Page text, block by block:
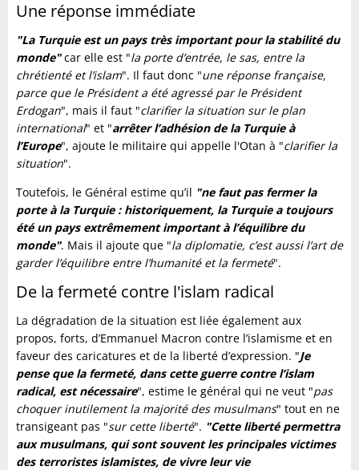
Une réponse immédiate
"La Turquie est un pays très important pour la stabilité du
monde"car elle est "la porte d’entrée, le sas, entre la
chrétienté et l’islam". Il faut donc "une réponse française,
parce que le Président a été agressé par le Président
Erdogan", mais il faut "clarifier la situation sur le plan
international" et "arrêter l’adhésion de la Turquie à
l’Europe", ajoute le militaire qui appelle l'Otan à "clarifier la
situation".
Toutefois, le Général estime qu’il "ne faut pas fermer la
porte à la Turquie : historiquement, la Turquie a toujours
été un pays extrêmement important à l’équilibre du
monde". Mais il ajoute que "la diplomatie, c’est aussi l’art de
garder l’équilibre entre l’humanité et la fermeté".
De la fermeté contre l'islam radical
La dégradation de la situation est liée également aux
propos, forts, d’Emmanuel Macron contre l’islamisme et en
faveur des caricatures et de la liberté d’expression. "Je
pense que la fermeté, dans cette guerre contre l’islam
radical, est nécessaire", estime le général qui ne veut "pas
choquer inutilement la majorité des musulmans" tout en ne
transigeant pas "sur cette liberté". "Cette liberté permettra
aux musulmans, qui sont souvent les principales victimes
des terroristes islamistes, de vivre leur vie